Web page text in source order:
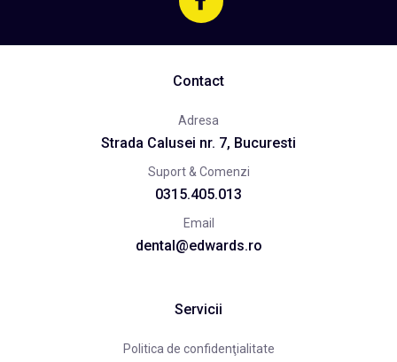
Contact
Adresa
Strada Calusei nr. 7, Bucuresti
Suport & Comenzi
0315.405.013
Email
dental@edwards.ro
Servicii
Politica de confidenţialitate